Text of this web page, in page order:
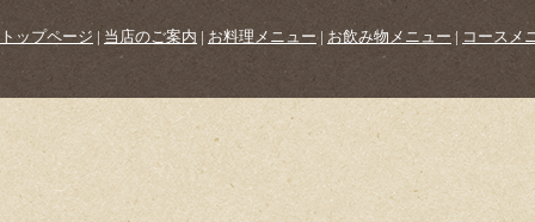
トップページ | 当店のご案内 | お料理メニュー | お飲み物メニュー | コースメ